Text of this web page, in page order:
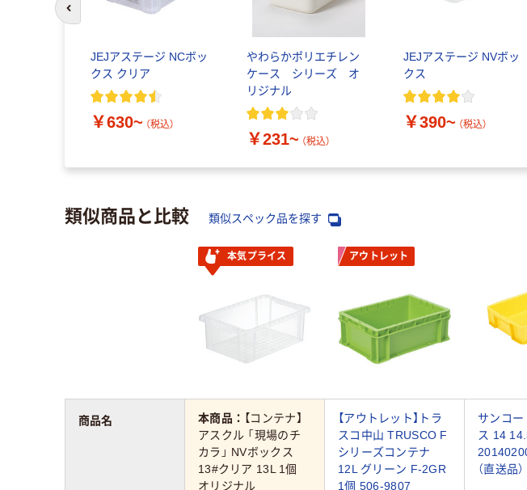
JEJアステージ NCボッ
クス クリア
￥630~ （税込）
やわらかポリエチレン
ケース シリーズ オ
リジナル
￥231~ （税込）
JEJアステージ NVボッ
クス
￥390~ （税込）
類似商品と比較 類似スペック品を探す
本気プライス アウトレット
本商品： 【コンテナ】
アスクル 「現場のチ
カラ」 NVボックス
13#クリア 13L 1個
オリジナル
【アウトレット】トラ
スコ中山 TRUSCO F
シリーズコンテナ
12L グリーン F-2GR
1個 506-9807
サンコー
ス 14
（直送品）
商品名